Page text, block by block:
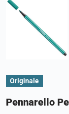
Originale
Pennarello